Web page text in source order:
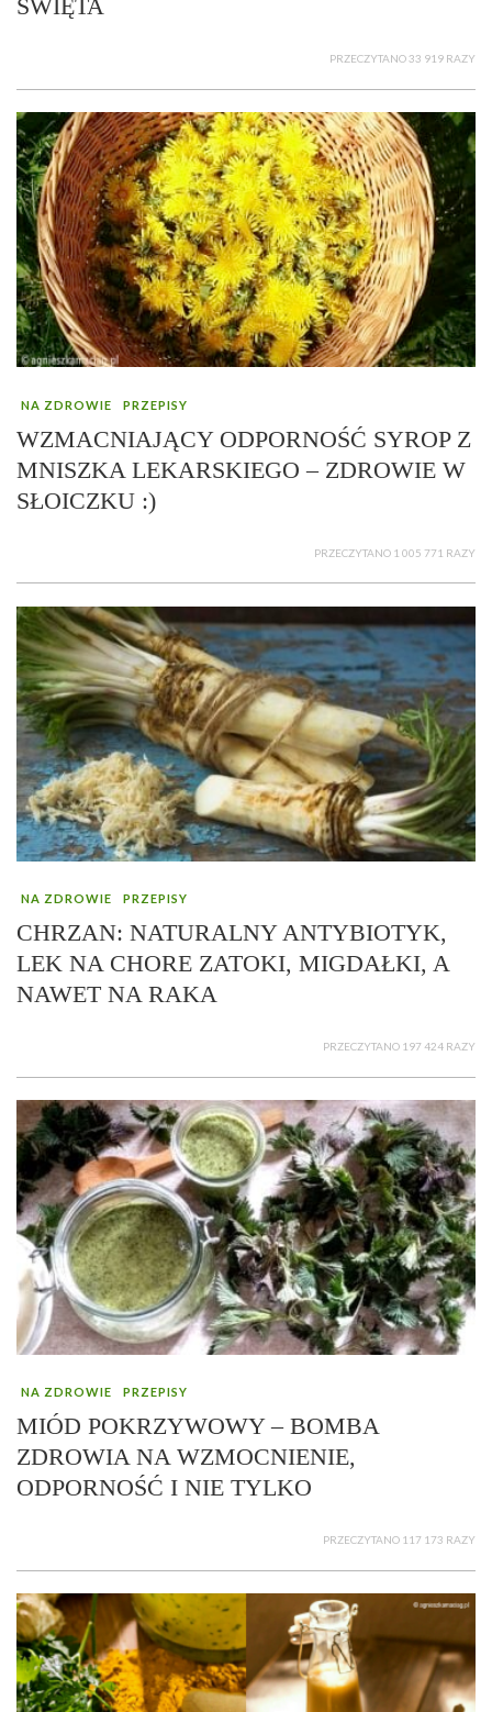
ŚWIĘTA
PRZECZYTANO 33 919 RAZY
NA ZDROWIE PRZEPISY
WZMACNIAJĄCY ODPORNOŚĆ SYROP Z
MNISZKA LEKARSKIEGO – ZDROWIE W
SŁOICZKU :)
PRZECZYTANO 1 005 771 RAZY
NA ZDROWIE PRZEPISY
CHRZAN: NATURALNY ANTYBIOTYK,
LEK NA CHORE ZATOKI, MIGDAŁKI, A
NAWET NA RAKA
PRZECZYTANO 197 424 RAZY
NA ZDROWIE PRZEPISY
MIÓD POKRZYWOWY – BOMBA
ZDROWIA NA WZMOCNIENIE,
ODPORNOŚĆ I NIE TYLKO
PRZECZYTANO 117 173 RAZY